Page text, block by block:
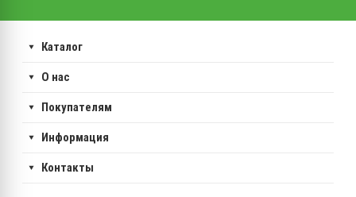
Каталог
О нас
Покупателям
Информация
Контакты